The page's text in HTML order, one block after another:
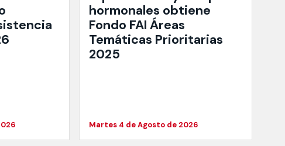
hormonales obtiene
Fondo FAI Áreas
Temáticas Prioritarias
2025
Martes 4 de Agosto de 2026